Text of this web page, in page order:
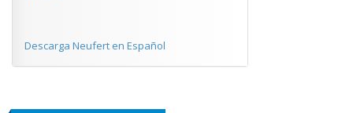
Descarga Neufert en Español